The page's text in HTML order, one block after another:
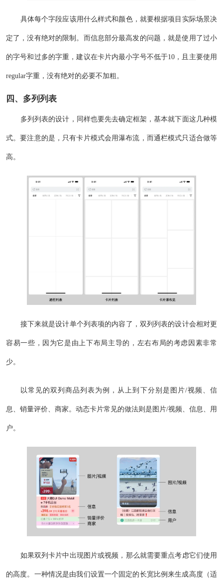
具体每个字段应该用什么样式和颜色，就要根据项目实际场景决
定了，没有绝对的限制。而信息部分最高发的问题，就是使用了过小
的字号和过多的字重，建议在卡片内最小字号不低于10，且主要使用
regular字重，没有绝对的必要不加粗。
四、多列列表
多列列表的设计，同样也要先去确定框架，基本就下面这几种模
式。要注意的是，只有卡片模式会用瀑布流，而通栏模式只适合做等
高。
接下来就是设计单个列表项的内容了，双列列表的设计会相对更
容易一些，因为它是由上下布局主导的，左右布局的考虑因素非常
少。
以常见的双列商品列表为例，从上到下分别是图片/视频、信
息、销量评价、商家。动态卡片常见的做法则是图片/视频、信息、用
户。
如果双列卡片中出现图片或视频，那么就需要重点考虑它们使用
的高度。一种情况是由我们设置一个固定的长宽比例来生成高度（适